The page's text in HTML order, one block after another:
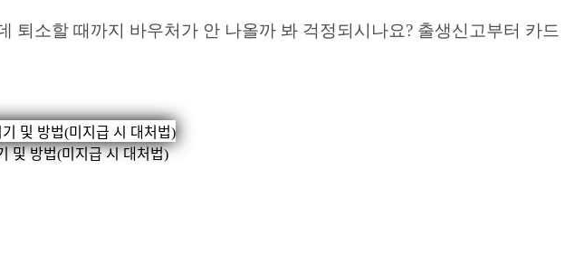
퇴소할 때까지 바우처가 안 나올까 봐 걱정되시나요? 출생신고부터 카드
및 방법(미지급 시 대처법)